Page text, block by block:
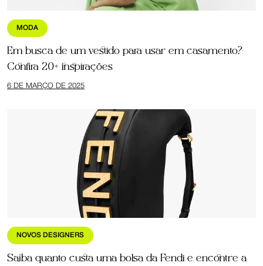
MODA
Em busca de um vestido para usar em casamento?
Confira 20+ inspirações
6 DE MARÇO DE 2025
NOVOS DESIGNERS
Saiba quanto custa uma bolsa da Fendi e encontre a